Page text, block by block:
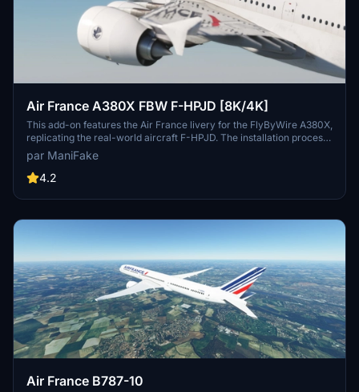
Air France A380X FBW F-HPJD [8K/4K]
This add-on features the Air France livery for the FlyByWire A380X,
replicating the real-world aircraft F-HPJD. The installation process
is straightforward; simply unzip the file into your community folder
for immediate access.
par ManiFake
4.2
Air France B787-10